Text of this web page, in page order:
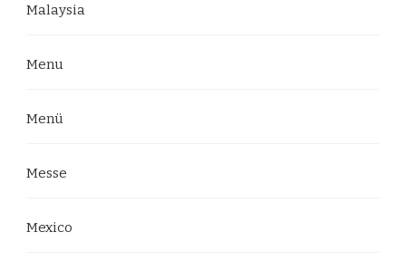
Malaysia
Menu
Menü
Messe
Mexico